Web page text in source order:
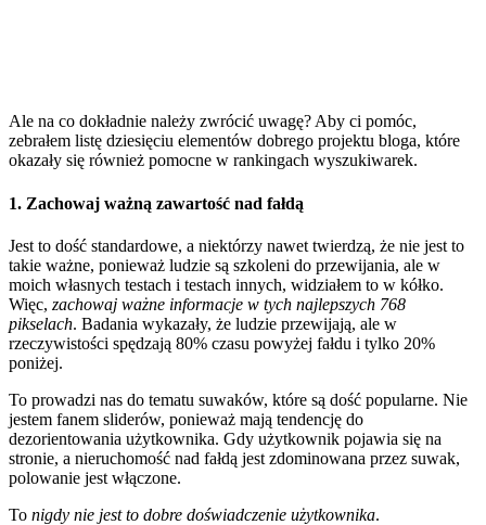
Ale na co dokładnie należy zwrócić uwagę? Aby ci pomóc,
zebrałem listę dziesięciu elementów dobrego projektu bloga, które
okazały się również pomocne w rankingach wyszukiwarek.
1. Zachowaj ważną zawartość nad fałdą
Jest to dość standardowe, a niektórzy nawet twierdzą, że nie jest to
takie ważne, ponieważ ludzie są szkoleni do przewijania, ale w
moich własnych testach i testach innych, widziałem to w kółko.
Więc, zachowaj ważne informacje w tych najlepszych 768
pikselach. Badania wykazały, że ludzie przewijają, ale w
rzeczywistości spędzają 80% czasu powyżej fałdu i tylko 20%
poniżej.
To prowadzi nas do tematu suwaków, które są dość popularne. Nie
jestem fanem sliderów, ponieważ mają tendencję do
dezorientowania użytkownika. Gdy użytkownik pojawia się na
stronie, a nieruchomość nad fałdą jest zdominowana przez suwak,
polowanie jest włączone.
To nigdy nie jest to dobre doświadczenie użytkownika.